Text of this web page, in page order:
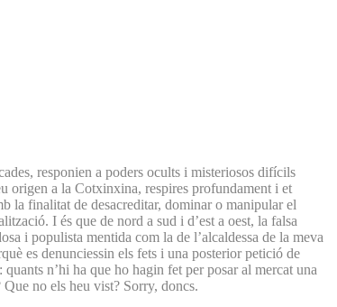
responien a poders ocults i misteriosos difícils
origen a la Cotxinxina, respires profundament i et
la finalitat de desacreditar, dominar o manipular el
I és que de nord a sud i d’est a oest, la falsa
i populista mentida com la de l’alcaldessa de la meva
es denunciessin els fets i una posterior petició de
n’hi ha que ho hagin fet per posar al mercat una
no els heu vist? Sorry, doncs.